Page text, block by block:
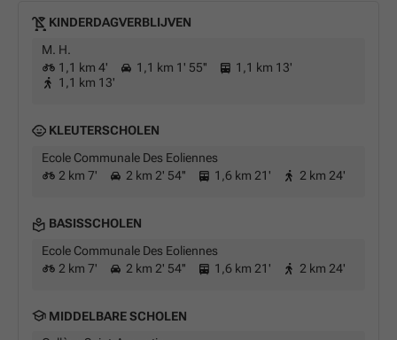
KINDERDAGVERBLIJVEN
M. H.
1,1 km 4'
1,1 km 1' 55''
1,1 km 13'
1,1 km 13'
KLEUTERSCHOLEN
Ecole Communale Des Eoliennes
2 km 7'
2 km 2' 54'' 1,6 km 21' 2 km 24'
BASISSCHOLEN
Ecole Communale Des Eoliennes
2 km 7'
2 km 2' 54'' 1,6 km 21' 2 km 24'
MIDDELBARE SCHOLEN